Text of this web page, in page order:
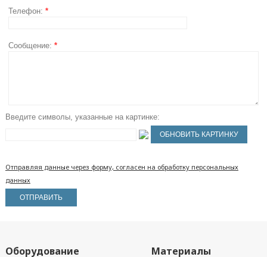
Телефон: *
Сообщение: *
Введите символы, указанные на картинке:
Отправляя данные через форму, согласен на обработку персональных
данных
Оборудование Материалы